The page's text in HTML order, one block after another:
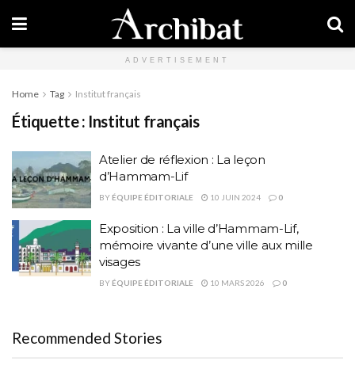
ADVERTISEMENT
Home Tag Institut français
Étiquette : Institut français
Atelier de réflexion : La leçon
d’Hammam-Lif
BY ÉQUIPE ÉDITORIALE 10 JUIN 2024 0
Exposition : La ville d’Hammam-Lif,
mémoire vivante d’une ville aux mille
visages
BY ÉQUIPE ÉDITORIALE 10 MARS 2026 0
Recommended Stories